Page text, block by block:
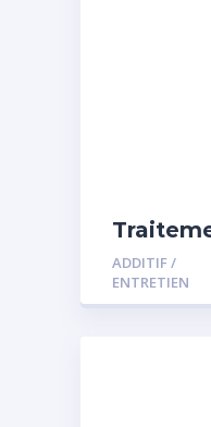
spécial
ADDITIF /
ENTRETIEN